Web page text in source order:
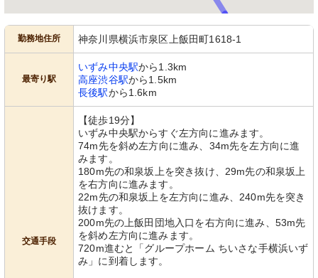
勤務地住所 神奈川県横浜市泉区上飯田町1618-1
最寄り駅
いずみ中央駅から1.3km
高座渋谷駅から1.5km
長後駅から1.6km
交通手段
【徒歩19分】
いずみ中央駅からすぐ左方向に進みます。
74m先を斜め左方向に進み、34m先を左方向に進
みます。
180m先の和泉坂上を突き抜け、29m先の和泉坂上
を右方向に進みます。
22m先の和泉坂上を左方向に進み、240m先を突き
抜けます。
200m先の上飯田団地入口を右方向に進み、53m先
を斜め左方向に進みます。
720m進むと「グループホーム ちいさな手横浜いず
み」に到着します。